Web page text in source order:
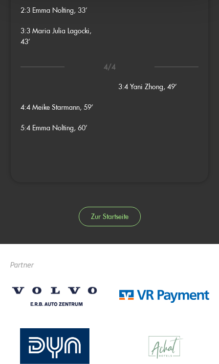
2:3 Emma Nolting, 33’
3:3 Maria Julia Lagocki,
43’
4/4
3:4 Yani Zhong, 49’
4:4 Meike Starmann, 59’
5:4 Emma Nolting, 60’
Zur Startseite
Partner